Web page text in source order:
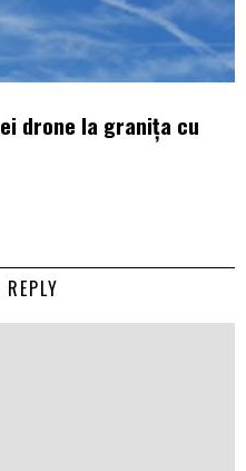
drone la granița cu
REPLY